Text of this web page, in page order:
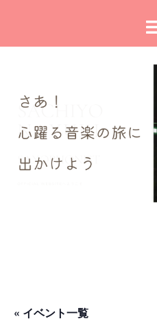
テ
ト
ー
« イベント一覧